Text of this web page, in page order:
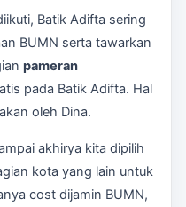
Batik Adifta sering
BUMN serta tawarkan
pameran
pada Batik Adifta. Hal
oleh Dina.
akhirya kita dipilih
kota yang lain untuk
cost dijamin BUMN,